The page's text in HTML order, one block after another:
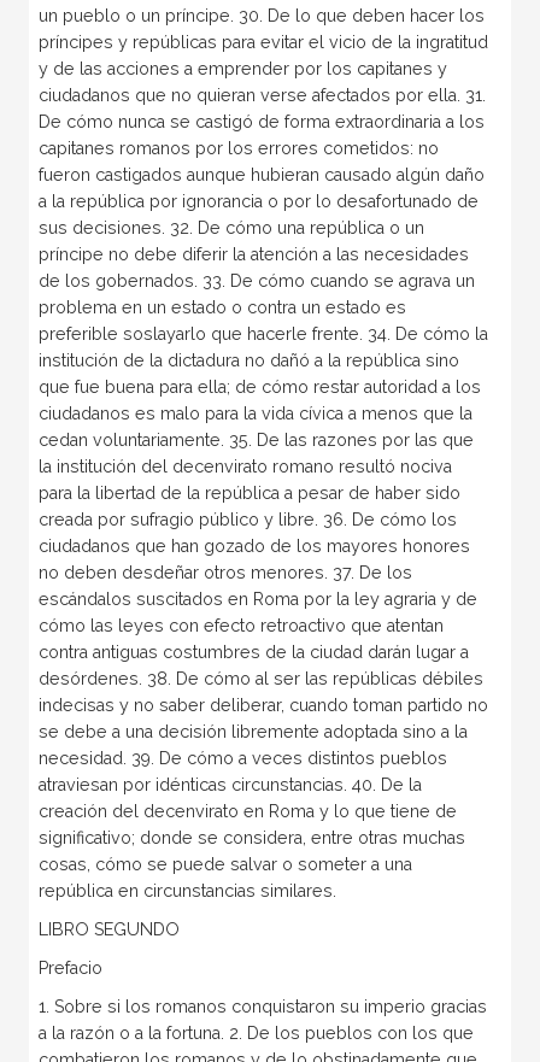
un pueblo o un príncipe. 30. De lo que deben hacer los
príncipes y repúblicas para evitar el vicio de la ingratitud
y de las acciones a emprender por los capitanes y
ciudadanos que no quieran verse afectados por ella. 31.
De cómo nunca se castigó de forma extraordinaria a los
capitanes romanos por los errores cometidos: no
fueron castigados aunque hubieran causado algún daño
a la república por ignorancia o por lo desafortunado de
sus decisiones. 32. De cómo una república o un
príncipe no debe diferir la atención a las necesidades
de los gobernados. 33. De cómo cuando se agrava un
problema en un estado o contra un estado es
preferible soslayarlo que hacerle frente. 34. De cómo la
institución de la dictadura no dañó a la república sino
que fue buena para ella; de cómo restar autoridad a los
ciudadanos es malo para la vida cívica a menos que la
cedan voluntariamente. 35. De las razones por las que
la institución del decenvirato romano resultó nociva
para la libertad de la república a pesar de haber sido
creada por sufragio público y libre. 36. De cómo los
ciudadanos que han gozado de los mayores honores
no deben desdeñar otros menores. 37. De los
escándalos suscitados en Roma por la ley agraria y de
cómo las leyes con efecto retroactivo que atentan
contra antiguas costumbres de la ciudad darán lugar a
desórdenes. 38. De cómo al ser las repúblicas débiles
indecisas y no saber deliberar, cuando toman partido no
se debe a una decisión libremente adoptada sino a la
necesidad. 39. De cómo a veces distintos pueblos
atraviesan por idénticas circunstancias. 40. De la
creación del decenvirato en Roma y lo que tiene de
significativo; donde se considera, entre otras muchas
cosas, cómo se puede salvar o someter a una
república en circunstancias similares.
LIBRO SEGUNDO
Prefacio
1. Sobre si los romanos conquistaron su imperio gracias
a la razón o a la fortuna. 2. De los pueblos con los que